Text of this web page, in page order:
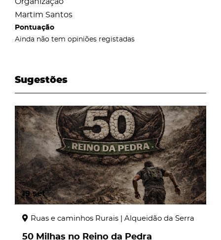
Martim Santos
Pontuação
Ainda não tem opiniões registadas
Sugestões
page
19 set
Ruas e caminhos Rurais | Alqueidão da Serra
50 Milhas no Reino da Pedra